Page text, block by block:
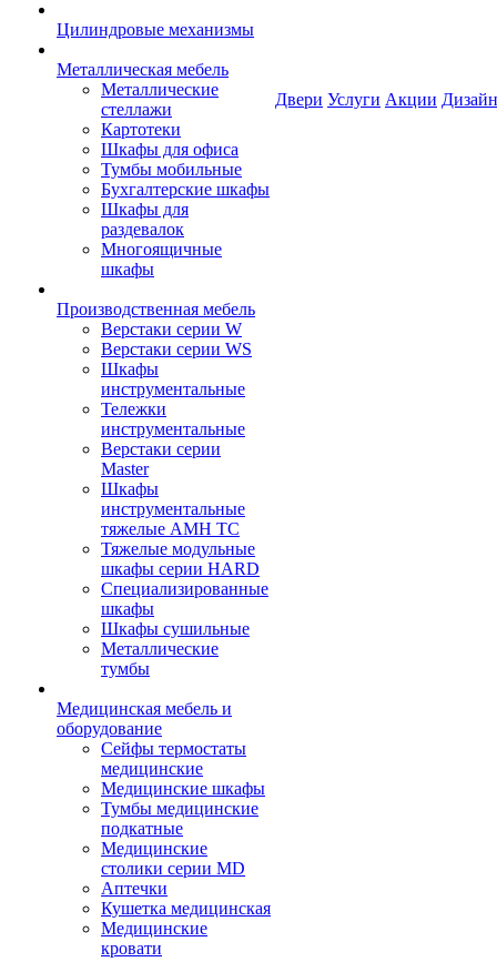
Цилиндровые механизмы
Металлическая мебель
Металлические
стеллажи
Картотеки
Шкафы для офиса
Тумбы мобильные
Бухгалтерские шкафы
Шкафы для
раздевалок
Многоящичные
шкафы
Производственная мебель
Верстаки серии W
Верстаки серии WS
Шкафы
инструментальные
Тележки
инструментальные
Верстаки серии
Master
Шкафы
инструментальные
тяжелые AMH TC
Тяжелые модульные
шкафы серии HARD
Cпециализированные
шкафы
Шкафы сушильные
Металлические
тумбы
Медицинская мебель и
оборудование
Сейфы термостаты
медицинские
Медицинские шкафы
Тумбы медицинские
подкатные
Медицинские
столики серии MD
Аптечки
Кушетка медицинская
Медицинские
кровати
Двери Услуги Акции